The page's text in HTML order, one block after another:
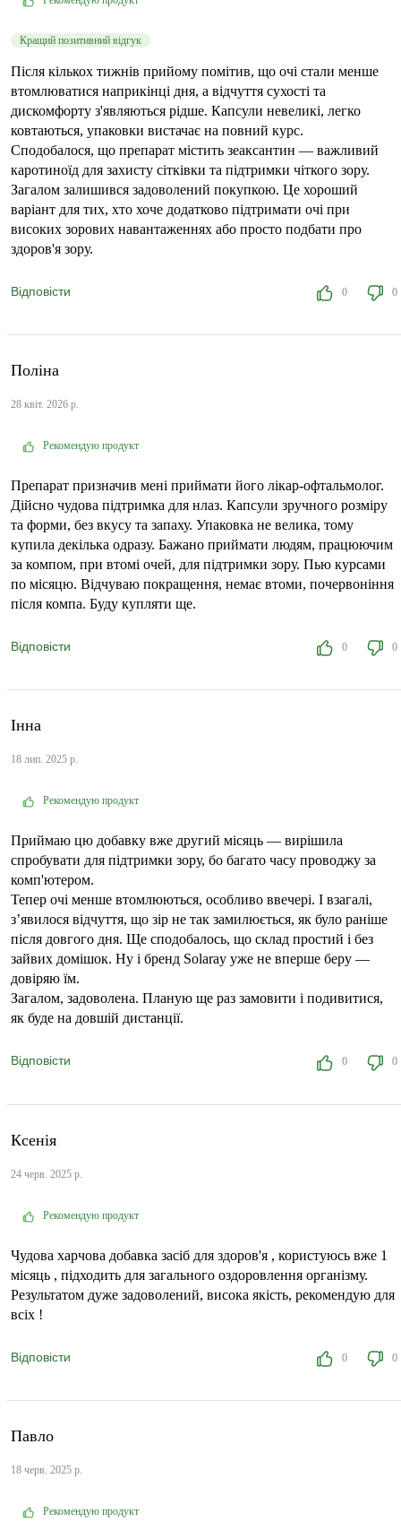
Кращий позитивний відгук
Після кількох тижнів прийому помітив, що очі стали менше
втомлюватися наприкінці дня, а відчуття сухості та
дискомфорту з'являються рідше. Капсули невеликі, легко
ковтаються, упаковки вистачає на повний курс.
Сподобалося, що препарат містить зеаксантин — важливий
каротиноїд для захисту сітківки та підтримки чіткого зору.
Загалом залишився задоволений покупкою. Це хороший
варіант для тих, хто хоче додатково підтримати очі при
високих зорових навантаженнях або просто подбати про
здоров'я зору.
Відповісти 0 0
Поліна
28 квіт. 2026 р.
Рекомендую продукт
Препарат призначив мені приймати його лікар-офтальмолог.
Дійсно чудова підтримка для нлаз. Капсули зручного розміру
та форми, без вкусу та запаху. Упаковка не велика, тому
купила декілька одразу. Бажано приймати людям, працюючим
за компом, при втомі очей, для підтримки зору. Пью курсами
по місяцю. Відчуваю покращення, немає втоми, почервоніння
після компа. Буду купляти ще.
Відповісти 0 0
Інна
18 лип. 2025 р.
Рекомендую продукт
Приймаю цю добавку вже другий місяць — вирішила
спробувати для підтримки зору, бо багато часу проводжу за
комп'ютером.
Тепер очі менше втомлюються, особливо ввечері. І взагалі,
з’явилося відчуття, що зір не так замилюється, як було раніше
після довгого дня. Ще сподобалось, що склад простий і без
зайвих домішок. Ну і бренд Solaray уже не вперше беру —
довіряю їм.
Загалом, задоволена. Планую ще раз замовити і подивитися,
як буде на довшій дистанції.
Відповісти 0 0
Ксенія
24 черв. 2025 р.
Рекомендую продукт
Чудова харчова добавка засіб для здоров'я , користуюсь вже 1
місяць , підходить для загального оздоровлення організму.
Результатом дуже задоволений, висока якість, рекомендую для
всіх !
Відповісти 0 0
Павло
18 черв. 2025 р.
Рекомендую продукт